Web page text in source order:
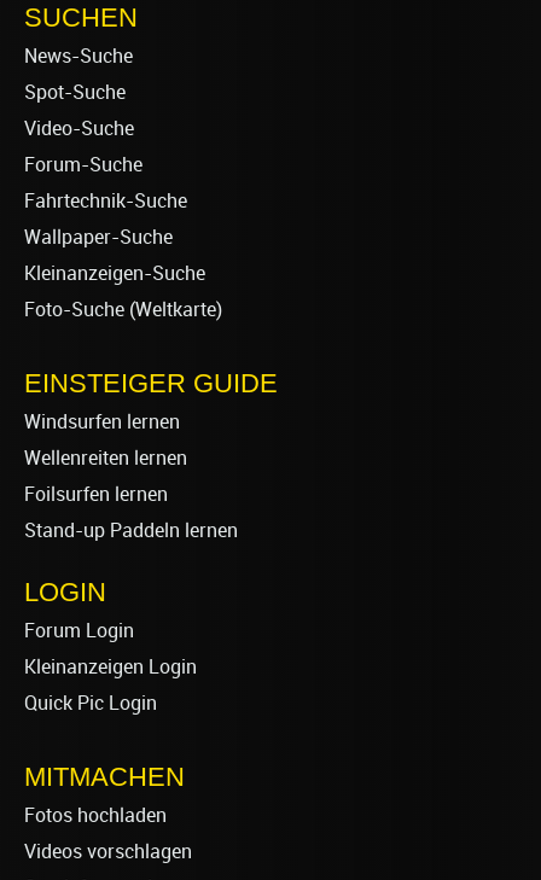
SUCHEN
News-Suche
Spot-Suche
Video-Suche
Forum-Suche
Fahrtechnik-Suche
Wallpaper-Suche
Kleinanzeigen-Suche
Foto-Suche (Weltkarte)
EINSTEIGER GUIDE
Windsurfen lernen
Wellenreiten lernen
Foilsurfen lernen
Stand-up Paddeln lernen
LOGIN
Forum Login
Kleinanzeigen Login
Quick Pic Login
MITMACHEN
Fotos hochladen
Videos vorschlagen